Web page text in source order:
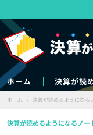
ホーム 決算が読
ホーム › 決算が読めるようになる
決算が読めるようになるノー